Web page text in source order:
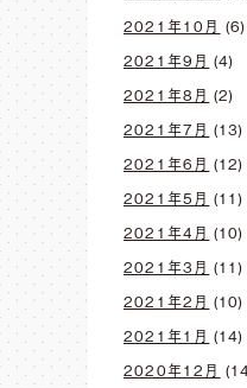
2021年10月 (6)
2021年9月 (4)
2021年8月 (2)
2021年7月 (13)
2021年6月 (12)
2021年5月 (11)
2021年4月 (10)
2021年3月 (11)
2021年2月 (10)
2021年1月 (14)
2020年12月